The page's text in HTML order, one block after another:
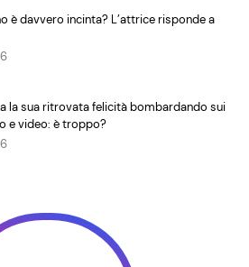
è davvero incinta? L’attrice risponde a
la sua ritrovata felicità bombardando sui
e video: è troppo?